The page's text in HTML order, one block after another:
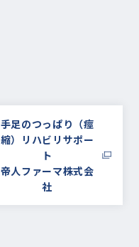
手足のつっぱり（痙
縮）リハビリサポー
ト
帝人ファーマ株式会
社